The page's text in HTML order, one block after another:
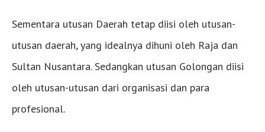
Sementara utusan Daerah tetap diisi oleh utusan-
utusan daerah, yang idealnya dihuni oleh Raja dan
Sultan Nusantara. Sedangkan utusan Golongan diisi
oleh utusan-utusan dari organisasi dan para
profesional.